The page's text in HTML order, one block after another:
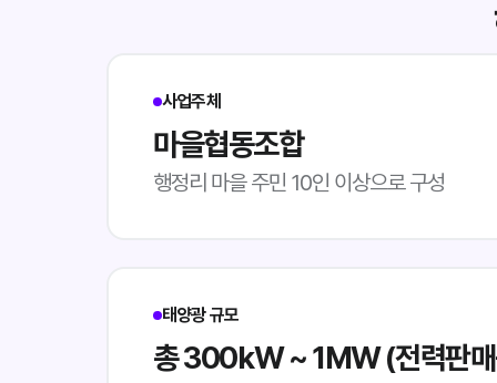
사업주체
마을협동조합
행정리 마을 주민 10인 이상으로 구성
태양광 규모
총 300kW ~ 1MW (전력판